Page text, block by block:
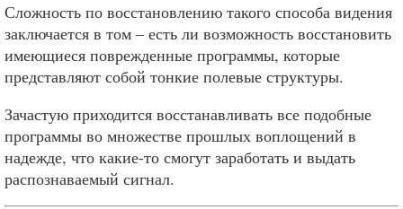
Сложность по восстановлению такого способа видения
заключается в том – есть ли возможность восстановить
имеющиеся поврежденные программы, которые
представляют собой тонкие полевые структуры.
Зачастую приходится восстанавливать все подобные
программы во множестве прошлых воплощений в
надежде, что какие-то смогут заработать и выдать
распознаваемый сигнал.